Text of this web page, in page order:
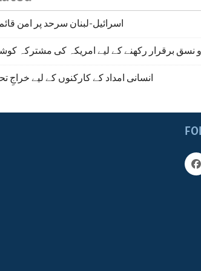
اسرائیل-لبنان سرحد پر امن
نسق برقرار رکھنے کے لیے امریکہ کی مشترکہ
انسانی امداد کے کارکنوں کے لیے خراجِ